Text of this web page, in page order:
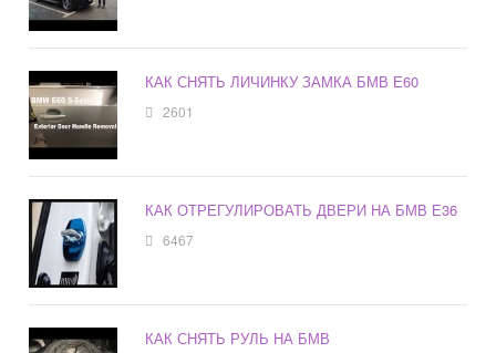
КАК СНЯТЬ ЛИЧИНКУ ЗАМКА БМВ Е60
2601
КАК ОТРЕГУЛИРОВАТЬ ДВЕРИ НА БМВ Е36
6467
КАК СНЯТЬ РУЛЬ НА БМВ